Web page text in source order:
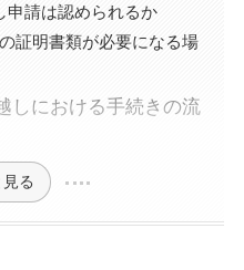
申請は認められるか
証明書類が必要になる場
しにおける手続きの流
る